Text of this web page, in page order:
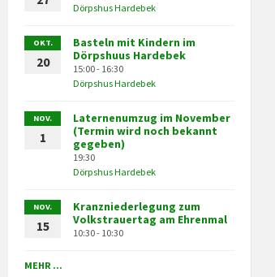
Dörpshus Hardebek
OKT.
20
Basteln mit Kindern im
Dörpshuus Hardebek
15:00 - 16:30
Dörpshus Hardebek
NOV.
1
Laternenumzug im November
(Termin wird noch bekannt
gegeben)
19:30
Dörpshus Hardebek
NOV.
15
Kranzniederlegung zum
Volkstrauertag am Ehrenmal
10:30 - 10:30
MEHR ...